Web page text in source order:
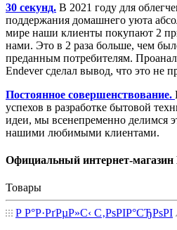
30 секунд. В 2021 году для
поддержания домашнего уюта
мире наши клиенты покупают 2
нами. Это в 2 раза больше, чем
преданным потребителям.
Endever сделал вывод, что это не
Постоянное совершенствование.
успехов в разработке бытовой
идеи, мы всенепременно делимся
нашими любимыми клиентами.
Официальный интернет-магазин
Товары
Р Р°Р·РґРµР»С‹ С‚РѕРІР°СЂРѕРІ